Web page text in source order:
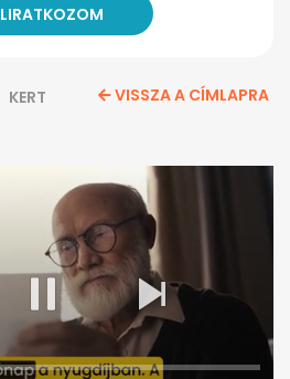
KERT VISSZA A CÍMLAPRA